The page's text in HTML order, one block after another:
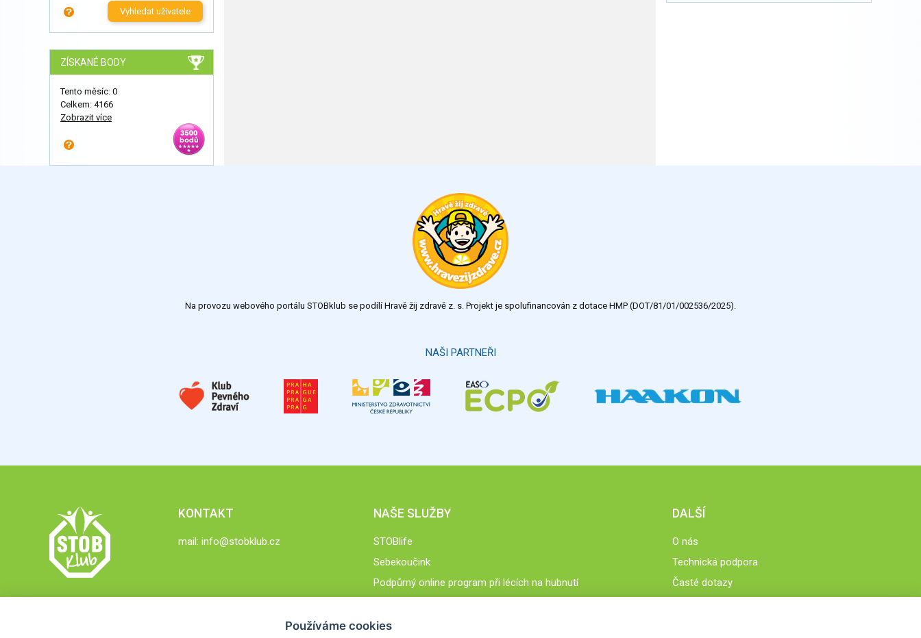
Vyhledat uživatele
ZÍSKANÉ BODY
Tento měsíc: 0
Celkem: 4166
Zobrazit více
Na provozu webového portálu STOBklub se podílí Hravě žij zdravě z. s. Projekt je spolufinancován z dotace HMP (DOT/81/01/002536/2025).
NAŠI PARTNEŘI
KONTAKT
mail: info@stobklub.cz
NAŠE SLUŽBY
STOBlife
Sebekoučink
Podpůrný online program při lécích na hubnutí
DALŠÍ
O nás
Technická podpora
Časté dotazy
Používáme cookies